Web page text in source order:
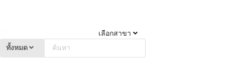
เลือกสาขา
ทั้งหมด